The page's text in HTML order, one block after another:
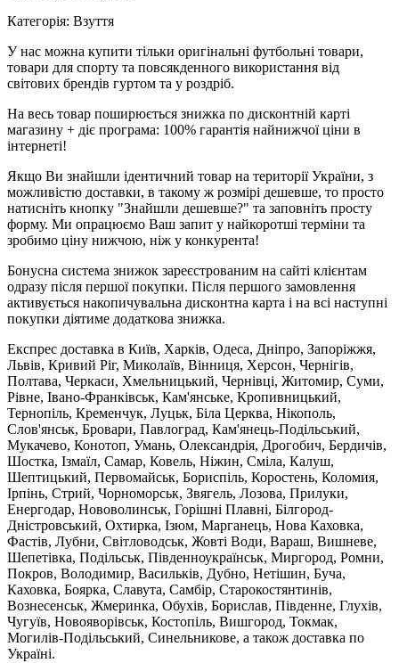
Категорія: Взуття
У нас можна купити тільки оригінальні футбольні товари,
товари для спорту та повсякденного використання від
світових брендів гуртом та у роздріб.
На весь товар поширюється знижка по дисконтній карті
магазину + діє програма: 100% гарантія найнижчої ціни в
інтернеті!
Якщо Ви знайшли ідентичний товар на території України, з
можливістю доставки, в такому ж розмірі дешевше, то просто
натисніть кнопку "Знайшли дешевше?" та заповніть просту
форму. Ми опрацюємо Ваш запит у найкоротші терміни та
зробимо ціну нижчою, ніж у конкурента!
Бонусна система знижок зареєстрованим на сайті клієнтам
одразу після першої покупки. Після першого замовлення
активується накопичувальна дисконтна карта і на всі наступні
покупки діятиме додаткова знижка.
Експрес доставка в Київ, Харків, Одеса, Дніпро, Запоріжжя,
Львів, Кривий Ріг, Миколаїв, Вінниця, Херсон, Чернігів,
Полтава, Черкаси, Хмельницький, Чернівці, Житомир, Суми,
Рівне, Івано-Франківськ, Кам'янське, Кропивницький,
Тернопіль, Кременчук, Луцьк, Біла Церква, Нікополь,
Слов'янськ, Бровари, Павлоград, Кам'янець-Подільський,
Мукачево, Конотоп, Умань, Олександрія, Дрогобич, Бердичів,
Шостка, Ізмаїл, Самар, Ковель, Ніжин, Сміла, Калуш,
Шептицький, Первомайськ, Бориспіль, Коростень, Коломия,
Ірпінь, Стрий, Чорноморськ, Звягель, Лозова, Прилуки,
Енергодар, Нововолинськ, Горішні Плавні, Білгород-
Дністровський, Охтирка, Ізюм, Марганець, Нова Каховка,
Фастів, Лубни, Світловодськ, Жовті Води, Вараш, Вишневе,
Шепетівка, Подільськ, Південноукраїнськ, Миргород, Ромни,
Покров, Володимир, Васильків, Дубно, Нетішин, Буча,
Каховка, Боярка, Славута, Самбір, Старокостянтинів,
Вознесенськ, Жмеринка, Обухів, Борислав, Південне, Глухів,
Чугуїв, Новояворівськ, Костопіль, Вишгород, Токмак,
Могилів-Подільський, Синельникове, а також доставка по
Україні.